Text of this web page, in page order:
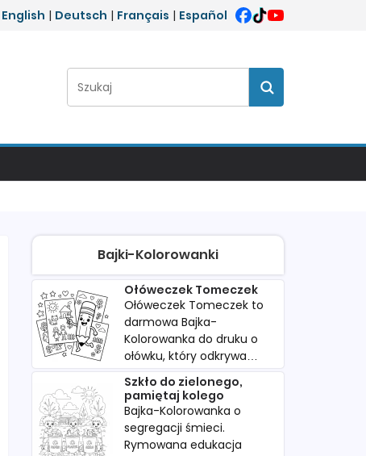
English | Deutsch | Français | Español
Szukaj:
Szukaj
Bajki-Kolorowanki
Ołóweczek Tomeczek
Ołóweczek Tomeczek to
darmowa Bajka-
Kolorowanka do druku o
ołówku, który odkrywa
wartość swoich śladów.
Pobierz i wydrukuj dla
dziecka.
Szkło do zielonego,
pamiętaj kolego
Bajka-Kolorowanka o
segregacji śmieci.
Rymowana edukacja